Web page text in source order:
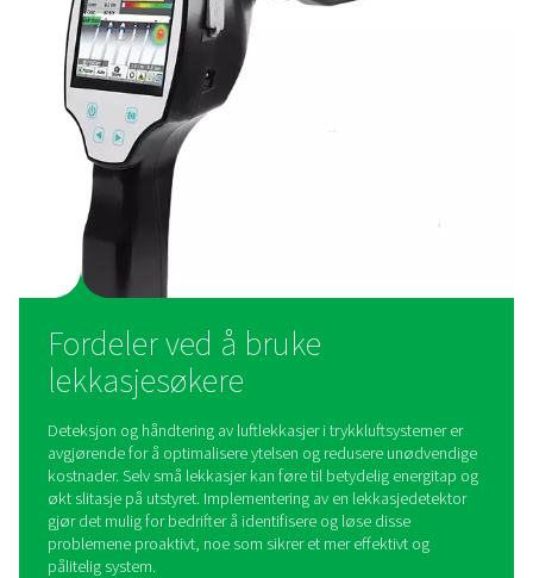
MEMS-mikrofoner skaper de et ultralydbilde av
støyende omgivelser, noe som gjør deteksjonen
effektiv enn noensinne.
Hvordan fungerer
lekkasjesøkere?
Lekkasjedetektorer fungerer ved å identifisere
som produseres av luft som slipper ut fra trykksatte
Når luft lekker gjennom små åpninger, genererer den
støy utenfor menneskets hørselsområde.
bruker spesialiserte sensorer til å oppdage disse
konvertere dem til et hørbart eller visuelt signal, slik at
kan finne ut nøyaktig hvor lekkasjene befinner seg.